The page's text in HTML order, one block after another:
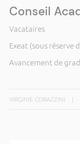
Conseil
Vacataires
Exeat (sous réserve
Avancement de
VIRGINIE CORAZZINI